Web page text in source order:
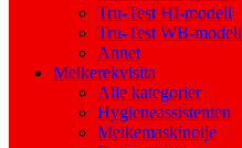
Tru-Test HI-modell
Tru-Test WB-modell
Annet
Melkerekvisita
Alle kategorier
Hygieneassistenten
Melkemaskinolje